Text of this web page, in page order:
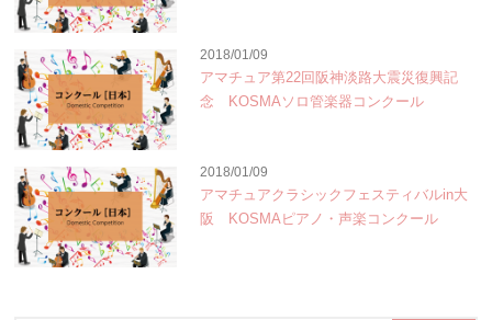
2018/01/09
アマチュア第22回阪神淡路大震災復興記
念 KOSMAソロ管楽器コンクール
2018/01/09
アマチュアクラシックフェスティバルin大
阪 KOSMAピアノ・声楽コンクール